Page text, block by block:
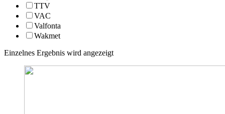
TTV
VAC
Valfonta
Wakmet
Einzelnes Ergebnis wird angezeigt